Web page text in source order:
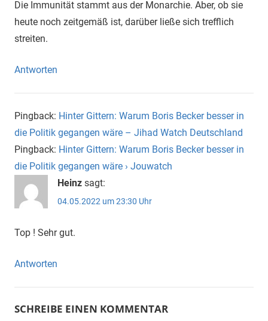
Die Immunität stammt aus der Monarchie. Aber, ob sie
heute noch zeitgemäß ist, darüber ließe sich trefflich
streiten.
Antworten
Pingback: Hinter Gittern: Warum Boris Becker besser in
die Politik gegangen wäre – Jihad Watch Deutschland
Pingback: Hinter Gittern: Warum Boris Becker besser in
die Politik gegangen wäre › Jouwatch
Heinz sagt:
04.05.2022 um 23:30 Uhr
Top ! Sehr gut.
Antworten
SCHREIBE EINEN KOMMENTAR